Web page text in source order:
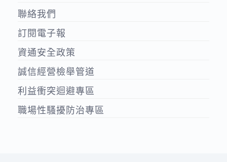
聯絡我們
訂閱電子報
資通安全政策
誠信經營檢舉管道
利益衝突迴避專區
職場性騷擾防治專區